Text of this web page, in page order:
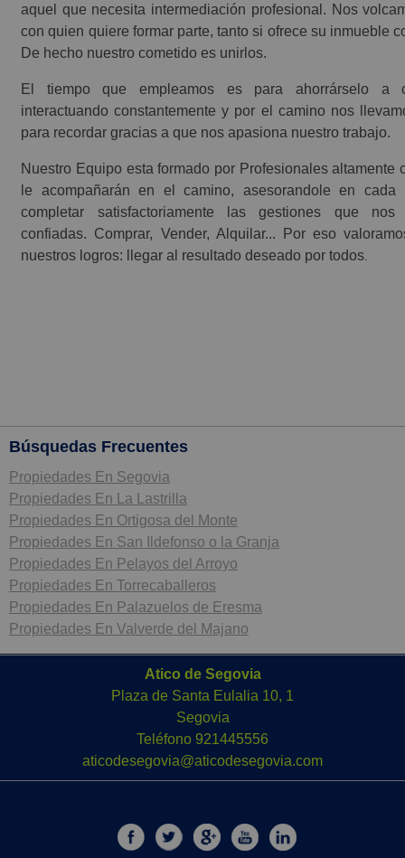
aquel que necesita intermediación profesional. Nos
con quien quiere formar parte, tanto si ofrece su inmueble
De hecho nuestro cometido es unirlos.
El tiempo que empleamos es para ahorrárselo a
interactuando constantemente y por el camino nos
para recordar gracias a que nos apasiona nuestro trabajo.
Nuestro Equipo esta formado por Profesionales altamente
le acompañarán en el camino, asesorandole en cada
completar satisfactoriamente las gestiones que
confiadas. Comprar, Vender, Alquilar... Por eso
nuestros logros: llegar al resultado deseado por todos.
Búsquedas Frecuentes
Propiedades En Segovia
Propiedades En La Lastrilla
Propiedades En Ortigosa del Monte
Propiedades En San Ildefonso o la Granja
Propiedades En Pelayos del Arroyo
Propiedades En Torrecaballeros
Propiedades En Palazuelos de Eresma
Propiedades En Valverde del Majano
Atico de Segovia
Plaza de Santa Eulalia 10, 1
Segovia
Teléfono 921445556
aticodesegovia@aticodesegovia.com